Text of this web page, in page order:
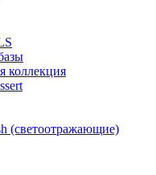
коллекция
(светоотражающие)